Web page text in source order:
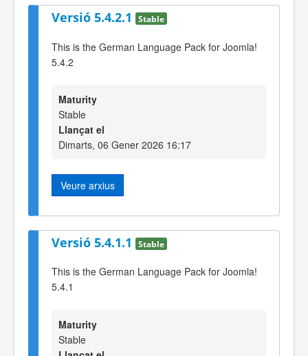
Versió 5.4.2.1 Stable
This is the German Language Pack for Joomla!
5.4.2
Maturity
Stable
Llançat el
Dimarts, 06 Gener 2026 16:17
Veure arxius
Versió 5.4.1.1 Stable
This is the German Language Pack for Joomla!
5.4.1
Maturity
Stable